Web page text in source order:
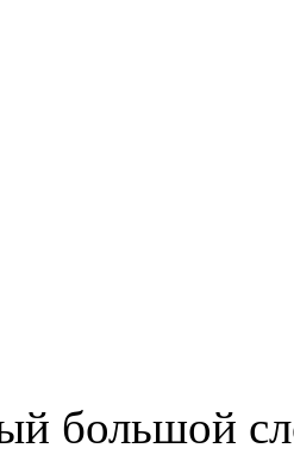
большой